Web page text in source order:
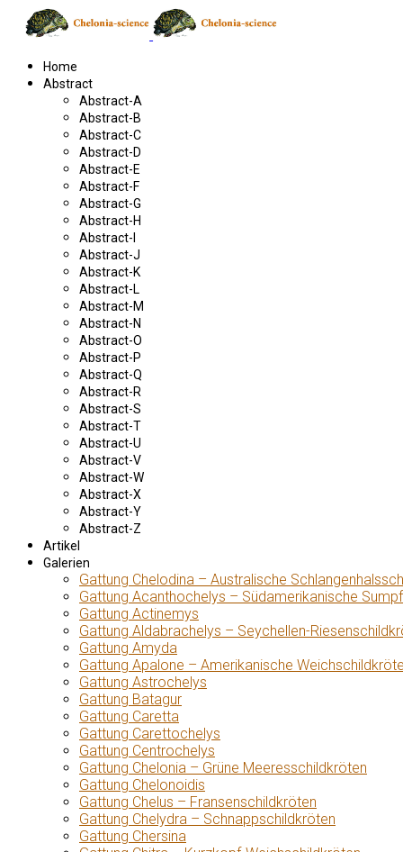
Home
Abstract
Abstract-A
Abstract-B
Abstract-C
Abstract-D
Abstract-E
Abstract-F
Abstract-G
Abstract-H
Abstract-I
Abstract-J
Abstract-K
Abstract-L
Abstract-M
Abstract-N
Abstract-O
Abstract-P
Abstract-Q
Abstract-R
Abstract-S
Abstract-T
Abstract-U
Abstract-V
Abstract-W
Abstract-X
Abstract-Y
Abstract-Z
Artikel
Galerien
Gattung Chelodina – Australische
Gattung Acanthochelys – Südamerikanische
Gattung Actinemys
Gattung Aldabrachelys – Seychellen-
Gattung Amyda
Gattung Apalone – Amerikanische
Gattung Astrochelys
Gattung Batagur
Gattung Caretta
Gattung Carettochelys
Gattung Centrochelys
Gattung Chelonia – Grüne Meeresschildkröten
Gattung Chelonoidis
Gattung Chelus – Fransenschildkröten
Gattung Chelydra – Schnappschildkröten
Gattung Chersina